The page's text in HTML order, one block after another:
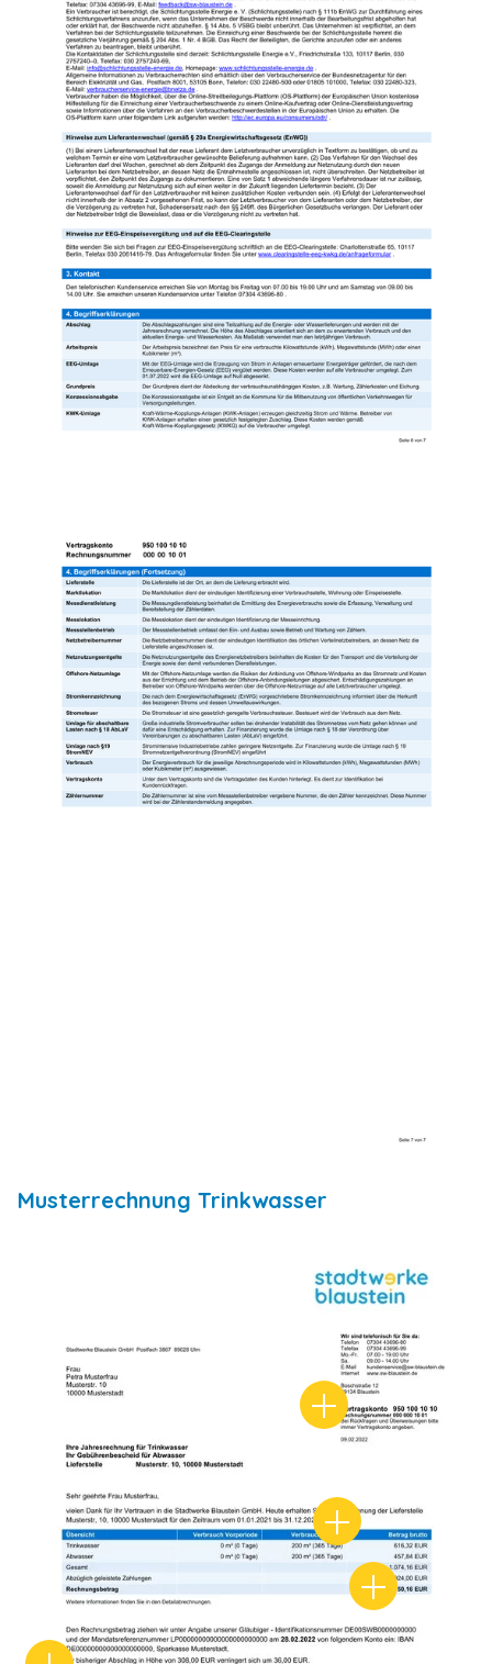
Musterrechnung Trinkwasser
Zeiträume
Guthaben/
Neuer Abschlag